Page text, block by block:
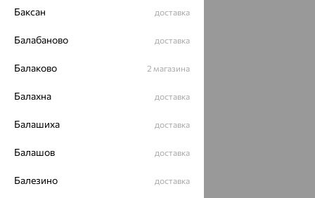
Баксан доставка
Балабаново доставка
Балаково 2 магазина
Балахна доставка
Балашиха доставка
Балашов доставка
Балезино доставка